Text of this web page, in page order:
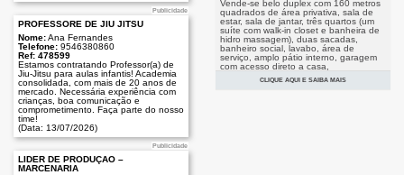
Publicidade
PROFESSORE DE JIU JITSU
Nome:Ana Fernandes
Telefone: 9546380860
Ref: 478599
Estamos contratando Professor(a) de
Jiu-Jitsu para aulas infantis! Academia
consolidada, com mais de 20 anos de
mercado. Necessária experiência com
crianças, boa comunicação e
comprometimento. Faça parte do nosso
time!
(Data: 13/07/2026)
Publicidade
LÍDER DE PRODUÇÃO –
MARCENARIA
Vende-se belo duplex com 160 metros
quadrados de área privativa, sala de
estar, sala de jantar, três quartos (um
suíte com walk-in closet e banheira de
hidro massagem), duas sacadas,
banheiro social, lavabo, área de
serviço, amplo pátio interno, garagem
com acesso direto a casa,
esquina indevassável e excelente
CLIQUE AQUI E SAIBA MAIS